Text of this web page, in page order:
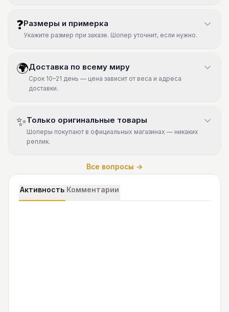
❓Размеры и примерка
Укажите размер при заказе. Шопер уточнит, если нужно.
🌍Доставка по всему миру
Срок 10–21 день — цена зависит от веса и адреса
доставки.
✨Только оригинальные товары
Шоперы покупают в официальных магазинах — никаких
реплик.
Все вопросы →
Активность Комментарии